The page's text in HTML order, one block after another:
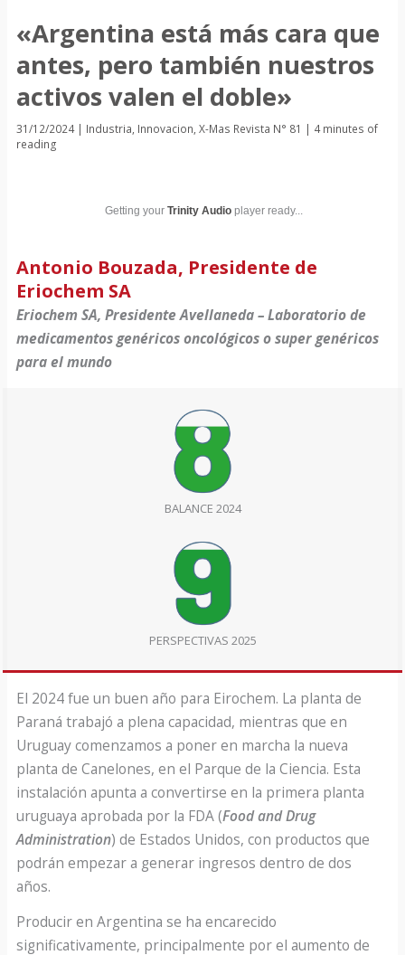
«Argentina está más cara que
antes, pero también nuestros
activos valen el doble»
31/12/2024 | Industria Innovacion ,X-Mas Revista N° 81 | 4 minutes of
reading
Getting your Trinity Audioplayer ready...
Antonio Bouzada, Presidente de
Eriochem SA
Eriochem SA, Presidente Avellaneda – Laboratorio de
medicamentos genéricos oncológicos o super genéricos
para el mundo
BALANCE 2024
PERSPECTIVAS 2025
El 2024 fue un buen año para Eirochem. La planta de
Paraná trabajó a plena capacidad, mientras que en
Uruguay comenzamos a poner en marcha la nueva
planta de Canelones, en el Parque de la Ciencia. Esta
instalación apunta a convertirse en la primera planta
uruguaya aprobada por la FDA (Food and Drug
Administration) de Estados Unidos, con productos que
podrán empezar a generar ingresos dentro de dos
años.
Producir en Argentina se ha encarecido
significativamente, principalmente por el aumento de